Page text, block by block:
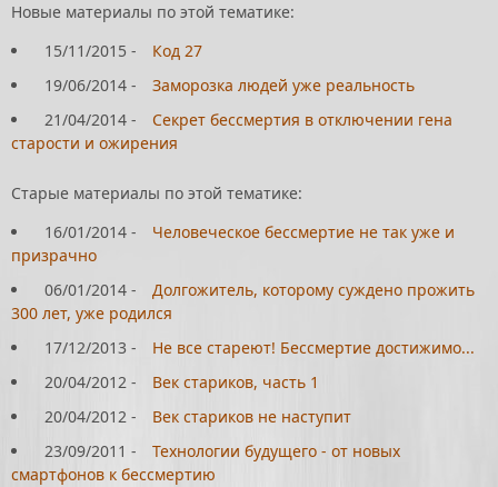
Новые материалы по этой тематике:
15/11/2015 -
Код 27
19/06/2014 -
Заморозка людей уже реальность
21/04/2014 -
Секрет бессмертия в отключении гена
старости и ожирения
Старые материалы по этой тематике:
16/01/2014 -
Человеческое бессмертие не так уже и
призрачно
06/01/2014 -
Долгожитель, которому суждено прожить
300 лет, уже родился
17/12/2013 -
Не все стареют! Бессмертие достижимо...
20/04/2012 -
Век стариков, часть 1
20/04/2012 -
Век стариков не наступит
23/09/2011 -
Технологии будущего - от новых
смартфонов к бессмертию